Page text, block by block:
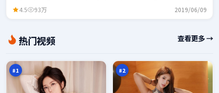
4.5 93万 2019/06/09
热门视频 查看更多 →
#1
封
追 98
#2
塔